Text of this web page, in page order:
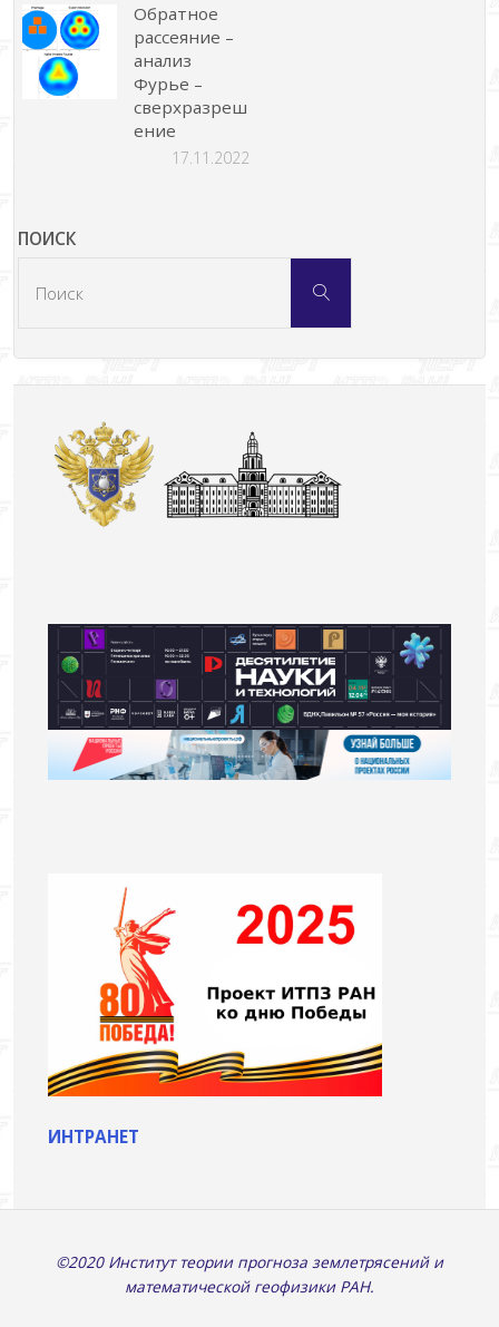
Обратное
рассеяние –
анализ
Фурье –
сверхразреш
ение
17.11.2022
ПОИСК
Поиск
ИНТРАНЕТ
©2020 Институт теории прогноза землетрясений и
математической геофизики РАН.